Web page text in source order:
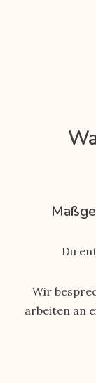
Du
Wir
arbeiten an